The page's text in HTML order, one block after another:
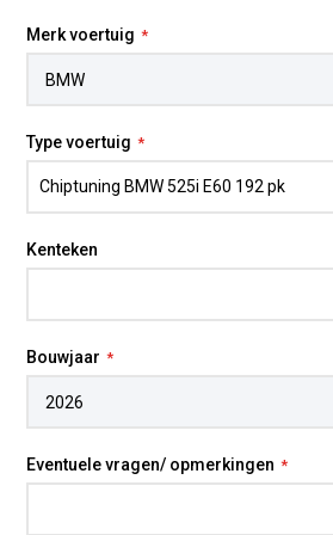
zakenauto met de klassieke BMW-
veel liefhebbers nog altijd voor
atmosferische 2.5 liter lijnmotor
uitgebalanceerde
vooral bij inhalen, invoegen en
Bij deze BMW 525i E60 draait tuning niet alleen om
het hoogste piekvermogen, maar
manier waarop de auto in de
chiptuning op maatkunnen we
Merk voertuig
Type voertuig
Kenteken
Bouwjaar
Eventuele vragen/ opmerkingen